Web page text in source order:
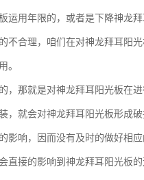
运用年限的，或者是下降神龙
不合理，咱们在对神龙拜耳阳
。
，那就是对神龙拜耳阳光板在
，就会对神龙拜耳阳光板形成
影响，因而没有及时的做好相应
直接的影响到神龙拜耳阳光板